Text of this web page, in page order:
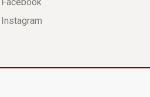
Facebook
Instagram